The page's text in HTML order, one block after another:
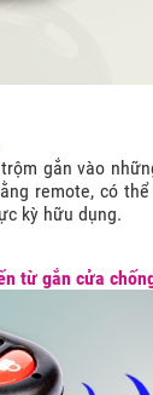
gắn vào
remote, có
kỳ hữu dụng.
cửa chống